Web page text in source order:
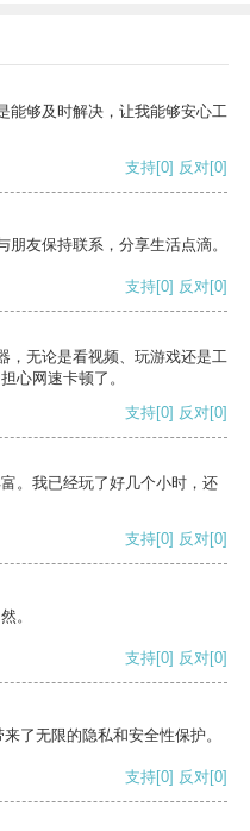
能够及时解决，让我能够安心工
支持[0] 反对[0]
友保持联系，分享生活点滴。
支持[0] 反对[0]
，无论是看视频、玩游戏还是工
心网速卡顿了。
支持[0] 反对[0]
。我已经玩了好几个小时，还
支持[0] 反对[0]
。
支持[0] 反对[0]
了无限的隐私和安全性保护。
支持[0] 反对[0]